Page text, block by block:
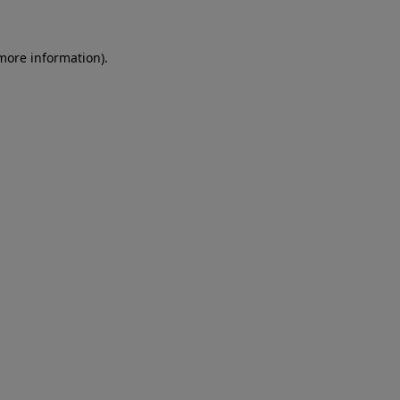
information).